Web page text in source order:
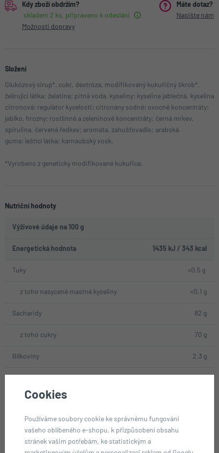
Kdy zboží obdržím?
skladem 2 ks, připraveno k odeslání
Možnosti dopravy
Máte dotaz?
Napište nám
Složení
Glukózový sirup*, cukr, dextróza, modifikovaný kukuřičný škrob*,
želírující látka: želatina; pitná voda, kyseliny: kyselina jablečná, kyselina
citronová; regulátor kyselosti: citronany sodné; ovocné koncentráty:
jablko, hrozny; rostlinné a zeleninové koncentráty: černá mrkev,
spirulina, červená ředkev; aromata, zahušťovadlo: arabská
guma; leštící látka: karnaubský vosk.
*Vyrobeno z geneticky modifikované kukuřice.
Nutriční hodnoty
Výživové údaje na 100 g
Energetická hodnota 1435 kJ / 343 kcal
Tuky <0,5 g
z toho nasycené mastné kyseliny <0,1 g
Sacharidy 82 g
z toho cukry 70 g
Bílkoviny 2,3 g
Ostatní milují také...
Cookies
Používáme soubory cookie ke správnému fungování
vašeho oblíbeného e-shopu, k přizpůsobení obsahu
stránek vašim potřebám, ke statistickým a